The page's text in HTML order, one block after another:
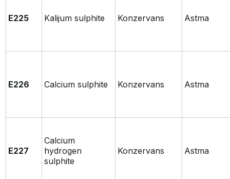
E225 Kalijum sulphite Konzervans Astma
E226 Calcium sulphite Konzervans Astma
E227
Calcium
hydrogen
sulphite
Konzervans Astma